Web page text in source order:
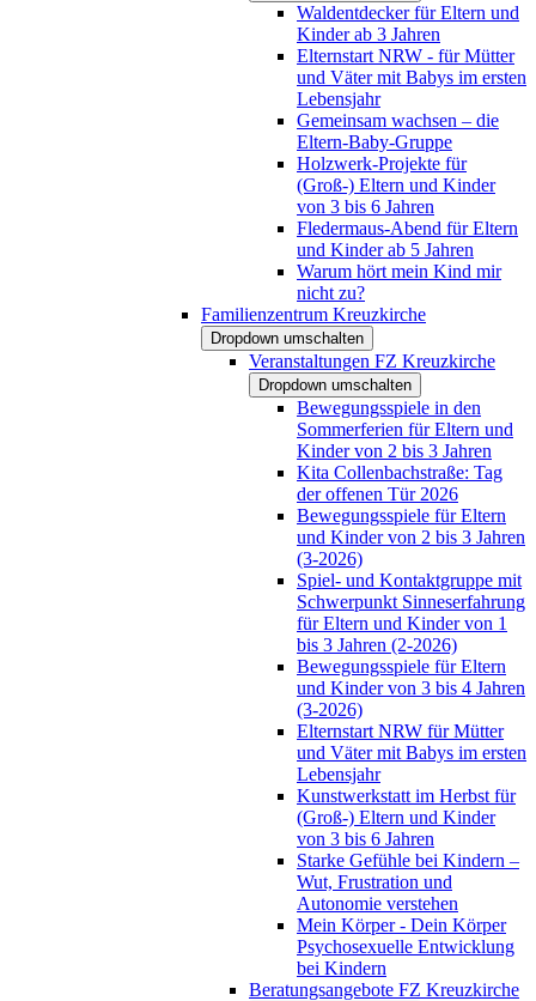
Waldentdecker für Eltern und
Kinder ab 3 Jahren
Elternstart NRW - für Mütter
und Väter mit Babys im ersten
Lebensjahr
Gemeinsam wachsen – die
Eltern-Baby-Gruppe
Holzwerk-Projekte für
(Groß-) Eltern und Kinder
von 3 bis 6 Jahren
Fledermaus-Abend für Eltern
und Kinder ab 5 Jahren
Warum hört mein Kind mir
nicht zu?
Familienzentrum Kreuzkirche
Dropdown umschalten
Veranstaltungen FZ Kreuzkirche
Dropdown umschalten
Bewegungsspiele in den
Sommerferien für Eltern und
Kinder von 2 bis 3 Jahren
Kita Collenbachstraße: Tag
der offenen Tür 2026
Bewegungsspiele für Eltern
und Kinder von 2 bis 3 Jahren
(3-2026)
Spiel- und Kontaktgruppe mit
Schwerpunkt Sinneserfahrung
für Eltern und Kinder von 1
bis 3 Jahren (2-2026)
Bewegungsspiele für Eltern
und Kinder von 3 bis 4 Jahren
(3-2026)
Elternstart NRW für Mütter
und Väter mit Babys im ersten
Lebensjahr
Kunstwerkstatt im Herbst für
(Groß-) Eltern und Kinder
von 3 bis 6 Jahren
Starke Gefühle bei Kindern –
Wut, Frustration und
Autonomie verstehen
Mein Körper - Dein Körper
Psychosexuelle Entwicklung
bei Kindern
Beratungsangebote FZ Kreuzkirche